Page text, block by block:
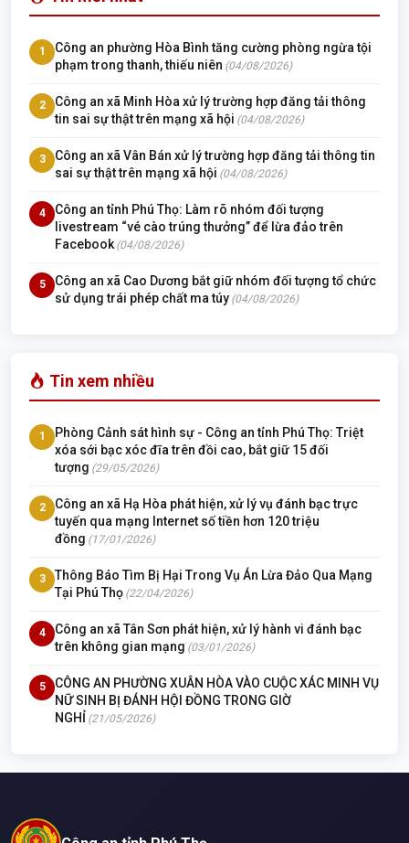
1
Công an phường Hòa Bình tăng cường phòng ngừa tội
phạm trong thanh, thiếu niên (04/08/2026)
2
Công an xã Minh Hòa xử lý trường hợp đăng tải thông
tin sai sự thật trên mạng xã hội (04/08/2026)
3
Công an xã Vân Bán xử lý trường hợp đăng tải thông tin
sai sự thật trên mạng xã hội (04/08/2026)
4
Công an tỉnh Phú Thọ: Làm rõ nhóm đối tượng
livestream “vé cào trúng thưởng” để lừa đảo trên
Facebook (04/08/2026)
5
Công an xã Cao Dương bắt giữ nhóm đối tượng tổ chức
sử dụng trái phép chất ma túy (04/08/2026)
Tin xem nhiều
1
Phòng Cảnh sát hình sự - Công an tỉnh Phú Thọ: Triệt
xóa sới bạc xóc đĩa trên đồi cao, bắt giữ 15 đối
tượng (29/05/2026)
2
Công an xã Hạ Hòa phát hiện, xử lý vụ đánh bạc trực
tuyến qua mạng Internet số tiền hơn 120 triệu
đồng (17/01/2026)
3
Thông Báo Tìm Bị Hại Trong Vụ Án Lừa Đảo Qua Mạng
Tại Phú Thọ (22/04/2026)
4
Công an xã Tân Sơn phát hiện, xử lý hành vi đánh bạc
trên không gian mạng (03/01/2026)
5
CÔNG AN PHƯỜNG XUÂN HÒA VÀO CUỘC XÁC MINH VỤ
NỮ SINH BỊ ĐÁNH HỘI ĐỒNG TRONG GIỜ
NGHỈ (21/05/2026)